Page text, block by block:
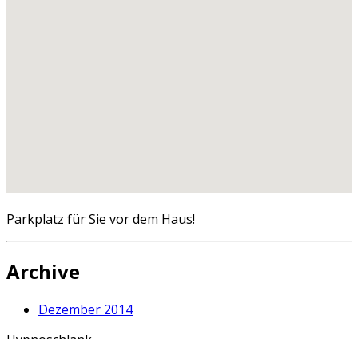
Parkplatz für Sie vor dem Haus!
Archive
Dezember 2014